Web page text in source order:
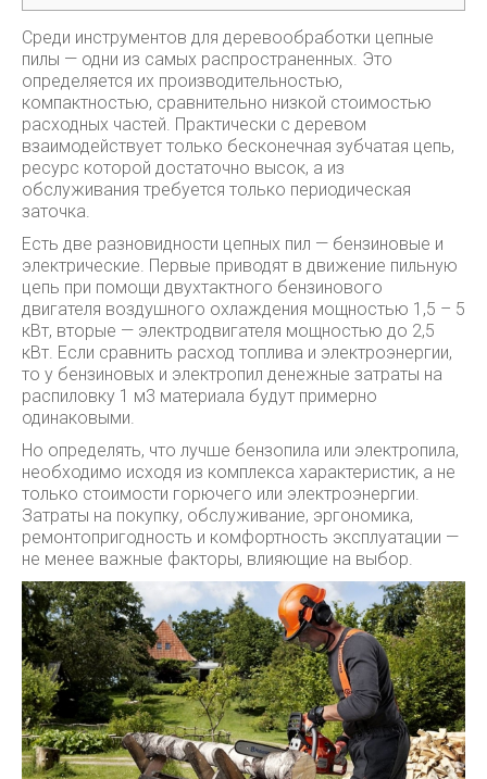
Среди инструментов для деревообработки цепные
пилы — одни из самых распространенных. Это
определяется их производительностью,
компактностью, сравнительно низкой стоимостью
расходных частей. Практически с деревом
взаимодействует только бесконечная зубчатая цепь,
ресурс которой достаточно высок, а из
обслуживания требуется только периодическая
заточка.
Есть две разновидности цепных пил — бензиновые и
электрические. Первые приводят в движение пильную
цепь при помощи двухтактного бензинового
двигателя воздушного охлаждения мощностью 1,5 – 5
кВт, вторые — электродвигателя мощностью до 2,5
кВт. Если сравнить расход топлива и электроэнергии,
то у бензиновых и электропил денежные затраты на
распиловку 1 м3 материала будут примерно
одинаковыми.
Но определять, что лучше бензопила или электропила,
необходимо исходя из комплекса характеристик, а не
только стоимости горючего или электроэнергии.
Затраты на покупку, обслуживание, эргономика,
ремонтопригодность и комфортность эксплуатации —
не менее важные факторы, влияющие на выбор.